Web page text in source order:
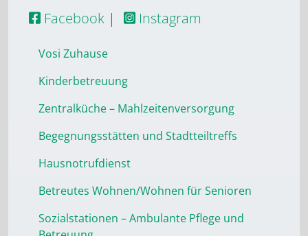
Facebook | Instagram
Vosi Zuhause
Kinderbetreuung
Zentralküche – Mahlzeitenversorgung
Begegnungsstätten und Stadtteiltreffs
Hausnotrufdienst
Betreutes Wohnen/Wohnen für Senioren
Sozialstationen – Ambulante Pflege und